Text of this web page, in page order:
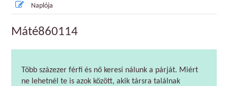
Naplója
Máté860114
Több százezer férfi és nő keresi nálunk a párját. Miért
ne lehetnél te is azok között, akik társra találnak